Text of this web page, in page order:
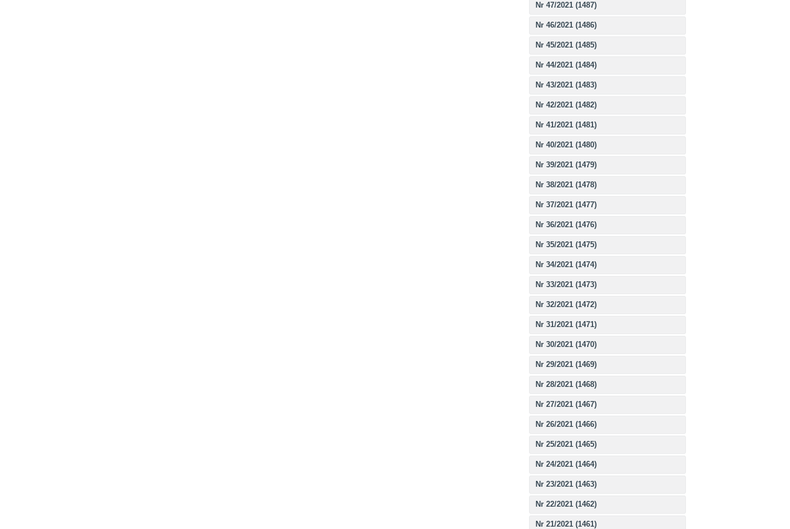
Nr 47/2021 (1487)
Nr 46/2021 (1486)
Nr 45/2021 (1485)
Nr 44/2021 (1484)
Nr 43/2021 (1483)
Nr 42/2021 (1482)
Nr 41/2021 (1481)
Nr 40/2021 (1480)
Nr 39/2021 (1479)
Nr 38/2021 (1478)
Nr 37/2021 (1477)
Nr 36/2021 (1476)
Nr 35/2021 (1475)
Nr 34/2021 (1474)
Nr 33/2021 (1473)
Nr 32/2021 (1472)
Nr 31/2021 (1471)
Nr 30/2021 (1470)
Nr 29/2021 (1469)
Nr 28/2021 (1468)
Nr 27/2021 (1467)
Nr 26/2021 (1466)
Nr 25/2021 (1465)
Nr 24/2021 (1464)
Nr 23/2021 (1463)
Nr 22/2021 (1462)
Nr 21/2021 (1461)